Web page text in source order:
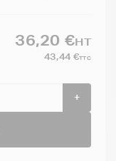
36,20 €HT
43,44 €TTC
+